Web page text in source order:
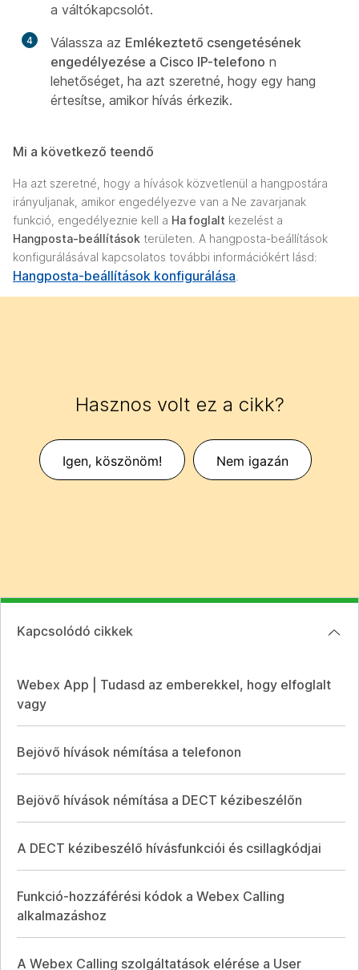
a váltókapcsolót.
4 Válassza az Emlékeztető csengetésének
engedélyezése a Cisco IP-telefono n
lehetőséget, ha azt szeretné, hogy egy hang
értesítse, amikor hívás érkezik.
Mi a következő teendő
Ha azt szeretné, hogy a hívások közvetlenül a hangpostára
irányuljanak, amikor engedélyezve van a Ne zavarjanak
funkció, engedélyeznie kell a Ha foglalt kezelést a
Hangposta-beállítások területen. A hangposta-beállítások
konfigurálásával kapcsolatos további információkért lásd:
Hangposta-beállítások konfigurálása
Hasznos volt ez a cikk?
Igen, köszönöm! Nem igazán
Kapcsolódó cikkek
Webex App | Tudasd az emberekkel, hogy elfoglalt
vagy
Bejövő hívások némítása a telefonon
Bejövő hívások némítása a DECT kézibeszélőn
A DECT kézibeszélő hívásfunkciói és csillagkódjai
Funkció-hozzáférési kódok a Webex Calling
alkalmazáshoz
A Webex Calling szolgáltatások elérése a User